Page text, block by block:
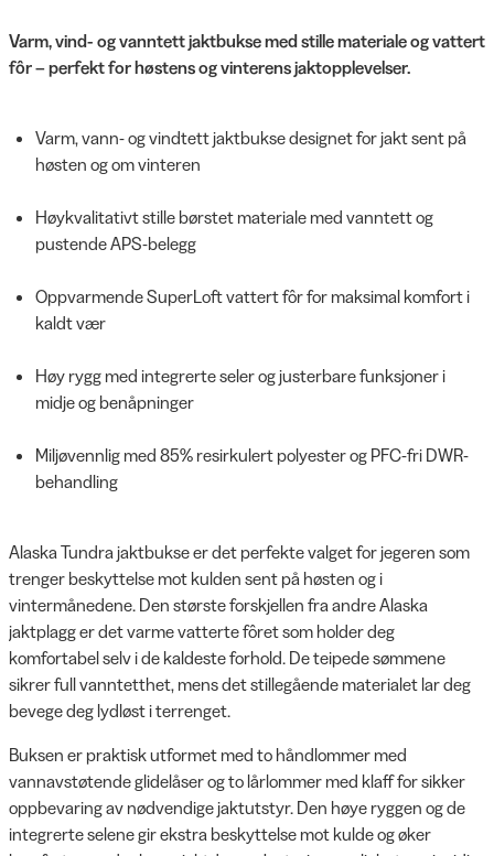
Varm, vind- og vanntett jaktbukse med stille materiale og vattert
fôr – perfekt for høstens og vinterens jaktopplevelser.
Varm, vann- og vindtett jaktbukse designet for jakt sent på
høsten og om vinteren
Høykvalitativt stille børstet materiale med vanntett og
pustende APS-belegg
Oppvarmende SuperLoft vattert fôr for maksimal komfort i
kaldt vær
Høy rygg med integrerte seler og justerbare funksjoner i
midje og benåpninger
Miljøvennlig med 85% resirkulert polyester og PFC-fri DWR-
behandling
Alaska Tundra jaktbukse er det perfekte valget for jegeren som
trenger beskyttelse mot kulden sent på høsten og i
vintermånedene. Den største forskjellen fra andre Alaska
jaktplagg er det varme vatterte fôret som holder deg
komfortabel selv i de kaldeste forhold. De teipede sømmene
sikrer full vanntetthet, mens det stillegående materialet lar deg
bevege deg lydløst i terrenget.
Buksen er praktisk utformet med to håndlommer med
vannavstøtende glidelåser og to lårlommer med klaff for sikker
oppbevaring av nødvendige jaktutstyr. Den høye ryggen og de
integrerte selene gir ekstra beskyttelse mot kulde og øker